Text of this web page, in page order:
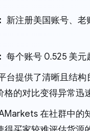
新注册美国账号、
每个账号 0.525 美元
台提供了清晰且结
格的对比变得异常迅
在社群中